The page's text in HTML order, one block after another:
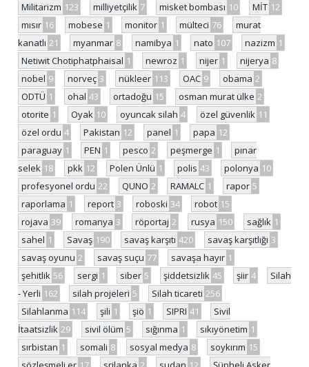
Militarizm 123 milliyetçilik 7 misket bombası 10 MİT 12
mısır 16 mobese 1 monitor 1 mülteci 76
murat
kanatlı 21 myanmar 8 namibya 1 nato 107 nazizm 1
Netiwit Chotiphatphaisal 1 newroz 1 nijer 1 nijerya 8
nobel 9 norveç 3 nükleer 113 OAC 9 obama 2
ODTÜ 1 ohal 43 ortadoğu 15 osman murat ülke 2
otorite 1 Oyak 10 oyuncak silah 4 özel güvenlik 11
özel ordu 4 Pakistan 12 panel 1 papa 12
paraguay 1 PEN 1 pesco 2 peşmerge 1
pınar
selek 18 pkk 12 Polen Ünlü 1 polis 43 polonya 10
profesyonel ordu 22 QUNO 2 RAMALC 1 rapor 5
raporlama 1 report 3 roboski 34 robot 15
rojava 39 romanya 3 röportaj 2 rusya 150 sağlık 1
sahel 1 Savaş 190 savaş karşıtı 420 savaş karşıtlığı 3
savaş oyunu 2 savaş suçu 77 savaşa hayır 1
şehitlik 56 sergi 1 siber 5 şiddetsizlik 45 şiir 4
Silah
- Yerli 162 silah projeleri 5 Silah ticareti 256
Silahlanma 114 şili 1 şiö 1 SIPRI 41
Sivil
İtaatsizlik 29 sivil ölüm 5 sığınma 1 sıkıyönetim 1
sırbistan 1 somali 8 sosyal medya 8 soykırım 15